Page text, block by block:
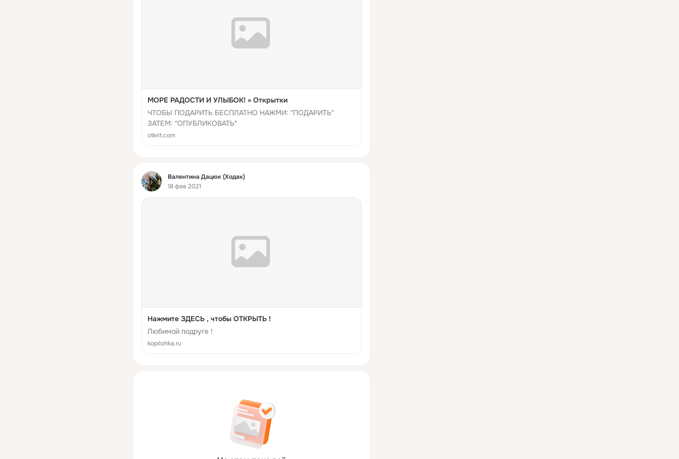
МОРЕ РАДОСТИ И УЛЫБОК! » Открытки
ЧТОБЫ ПОДАРИТЬ БЕСПЛАТНО НАЖМИ: "ПОДАРИТЬ"
ЗАТЕМ: "ОПУБЛИКОВАТЬ"
otkrit.com
Фид
Валентина Дацюк (Ходак)
18 фев 2021
Нажмите ЗДЕСЬ , чтобы ОТКРЫТЬ !
Любимой подруге !
kopilohka.ru